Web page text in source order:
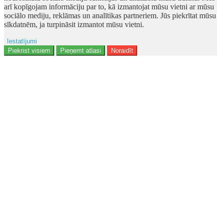
arī kopīgojam informāciju par to, kā izmantojat mūsu vietni ar mūsu
sociālo mediju, reklāmas un analītikas partneriem. Jūs piekrītat mūsu
sīkdatnēm, ja turpināsit izmantot mūsu vietni.
Iestatījumi
Ad storage
Piekrist visiem Pieņemt atlasi Noraidīt